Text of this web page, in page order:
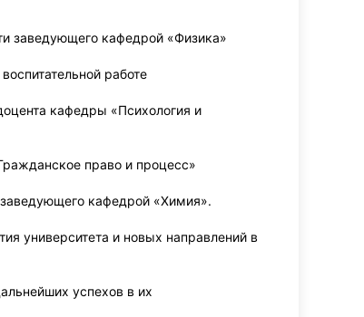
заведующего кафедрой «Физика»
работе
кафедры «Психология и
право и процесс»
кафедрой «Химия».
университета и новых направлений в
успехов в их